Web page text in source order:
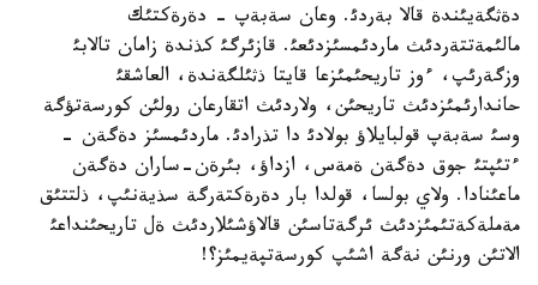
دةثگةيئندة قالا بةردئ. وعان سةبةپ - دةرةكتئك
مالئمةتتةردئث ماردئمسئزدئعئ. قازئرگئ كذندة زامان تالابئ
وزگةرئپ، ءوز تاريحئمئزعا قايتا ذثئلگةندة، العاشقئ
حاندارئمئزدئث تاريحئن، ولاردئث اتقارعان رولئن كورسةتؤگة
وسئ سةبةپ قولبايلاؤ بولادئ دا تذرادئ. ماردئمسئز دةگةن -
ءتئپتئ جوق دةگةن ةمةس، ازداؤ، بئرةن-ساران دةگةن
ماعئنادا. ولاي بولسا، قولدا بار دةرةكتةرگة سذيةنئپ، ذلتتئق
مةملةكةتئمئزدئث ئرگةتاسئن قالاؤشئلاردئث ةل تاريحئنداعئ
الاتئن ورنئن نةگة اشئپ كورسةتپةيمئز؟!